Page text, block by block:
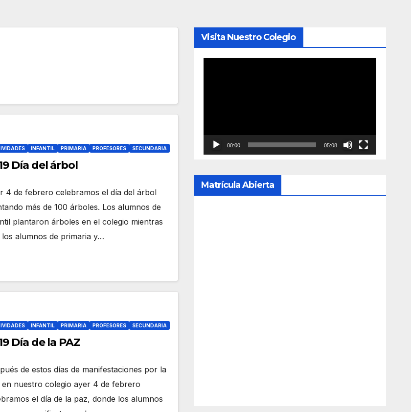
INFANTIL PRIMARIA PROFESORES SECUNDARIA
Día del árbol
4 de febrero celebramos el día del árbol
más de 100 árboles. Los alumnos de
plantaron árboles en el colegio mientras
los alumnos de primaria y…
INFANTIL PRIMARIA PROFESORES SECUNDARIA
Día de la PAZ
de estos días de manifestaciones por la
en nuestro colegio ayer 4 de febrero
el día de la paz, donde los alumnos
Visita Nuestro Colegio
00:00 05:08
Matrícula Abierta